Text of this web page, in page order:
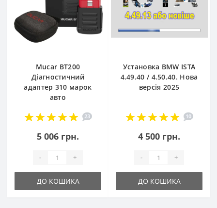
Mucar BT200
Діагностичний
адаптер 310 марок
авто
23
5 006 грн.
- +
ДО КОШИКА
Установка BMW ISTA
4.49.40 / 4.50.40. Нова
версія 2025
10
4 500 грн.
- +
ДО КОШИКА